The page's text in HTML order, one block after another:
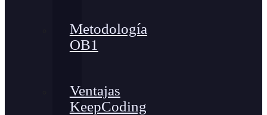
Metodología
OB1
Ventajas
KeepCoding